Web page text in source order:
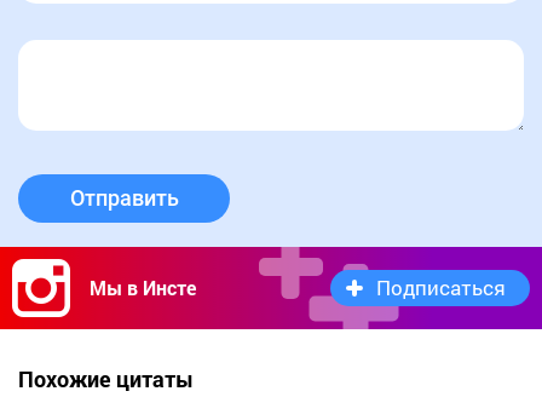
Отправить
Мы в Инсте Подписаться
Похожие цитаты